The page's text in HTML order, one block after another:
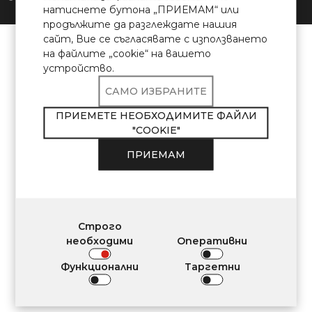
Разработено в:RostDigital
натиснете бутона „ПРИЕМАМ“ или
продължите да разглеждате нашия
сайт, Вие се съгласявате с използването
на файлите „cookie“ на вашето
устройство.
САМО ИЗБРАНИТЕ
ПРИЕМЕТЕ НЕОБХОДИМИТЕ ФАЙЛИ
"COOKIE"
ПРИЕМАМ
Строго
необходими
Оперативни
Функционални Таргетни